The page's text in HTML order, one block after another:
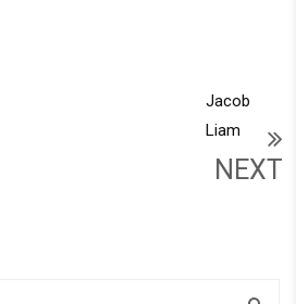
Jacob
Liam
NEXT